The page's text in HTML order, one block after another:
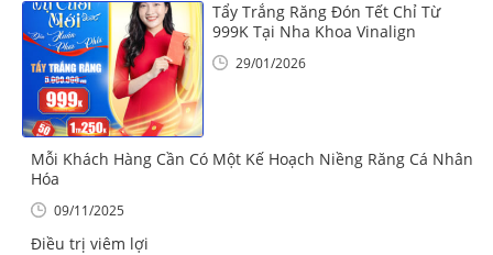
Tẩy Trắng Răng Đón Tết Chỉ Từ
999K Tại Nha Khoa Vinalign
29/01/2026
Mỗi Khách Hàng Cần Có Một Kế Hoạch Niềng Răng Cá Nhân
Hóa
09/11/2025
Điều trị viêm lợi